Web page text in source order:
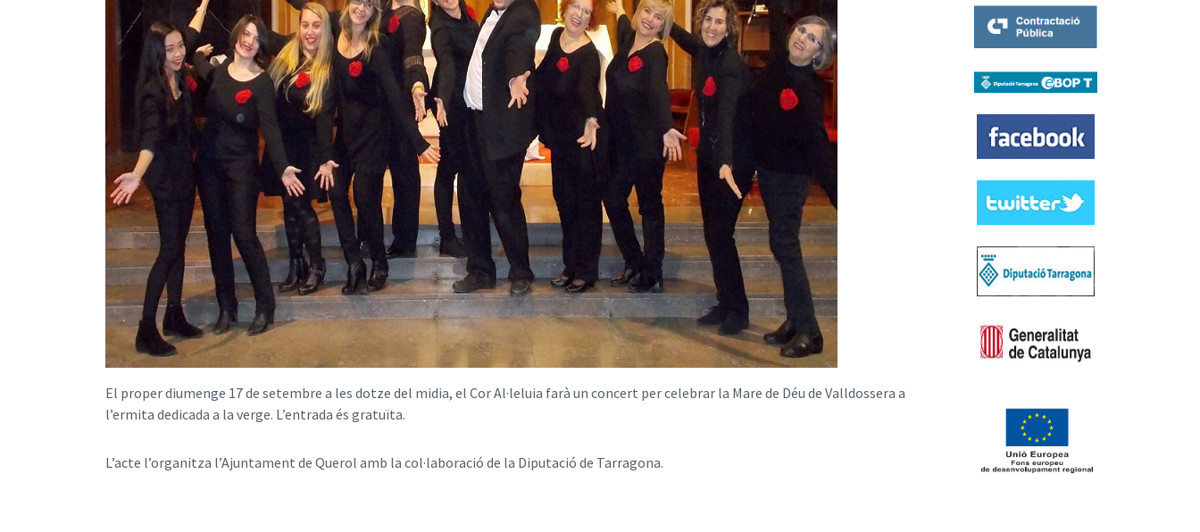
El proper diumenge 17 de setembre a les dotze del midia, el Cor Al·leluia farà un concert per celebrar la Mare de Déu de Valldossera a
l’ermita dedicada a la verge. L’entrada és gratuïta.
L’acte l’organitza l’Ajuntament de Querol amb la col·laboració de la Diputació de Tarragona.